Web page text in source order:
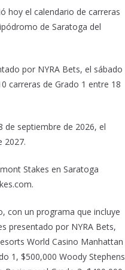
hoy el calendario de carreras
de Saratoga del
por NYRA Bets, el sábado
carreras de Grado 1 entre 18
de septiembre de 2026, el
2027.
Stakes en Saratoga
con un programa que incluye
presentado por NYRA Bets,
World Casino Manhattan
1, $500,000 Woody Stephens